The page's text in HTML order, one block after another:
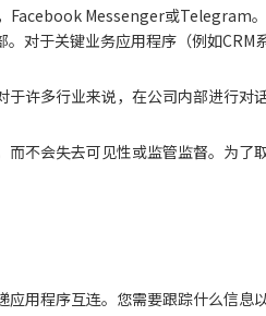
Facebook Messenger或Telegram
对于关键业务应用程序（例如CRM
许多行业来说，在公司内部进行对
不会失去可见性或监管监督。为了
用程序互连。您需要跟踪什么信息